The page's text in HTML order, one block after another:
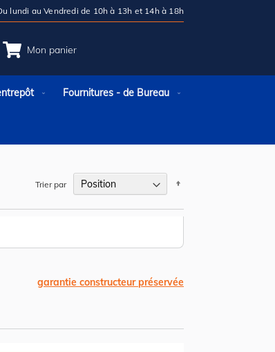
lundi au Vendredi de 10h à 13h et 14h à 18h
Mon panier
Fournitures - de Bureau
Trier par
garantie constructeur préservée